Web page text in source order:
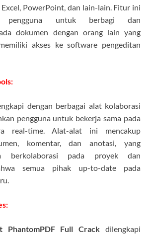
PowerPoint, dan lain-lain. Fitur ini
pengguna untuk berbagi dan
dokumen dengan orang lain yang
akses ke software pengeditan
dengan berbagai alat kolaborasi
pengguna untuk bekerja sama pada
real-time. Alat-alat ini mencakup
komentar, dan anotasi, yang
berkolaborasi pada proyek dan
semua pihak up-to-date pada
PhantomPDF Full Crack dilengkapi